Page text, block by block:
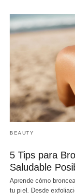
BEAUTY
5 Tips para
Saludable
Aprende cómo
tu piel. Desde